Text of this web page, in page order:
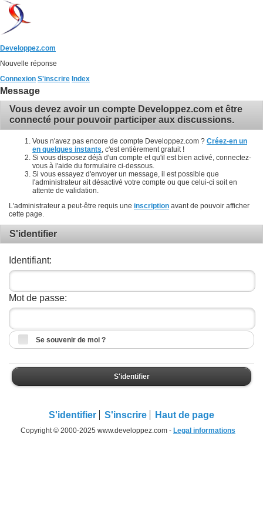
Developpez.com
Nouvelle réponse
Connexion S'inscrire Index
Message
Vous devez avoir un compte Developpez.com et être
connecté pour pouvoir participer aux discussions.
Vous n'avez pas encore de compte Developpez.com ? Créez-en un
en quelques instants , c'est entièrement gratuit !
Si vous disposez déjà d'un compte et qu'il est bien activé, connectez-
vous à l'aide du formulaire ci-dessous.
Si vous essayez d'envoyer un message, il est possible que
l'administrateur ait désactivé votre compte ou que celui-ci soit en
attente de validation.
L'administrateur a peut-être requis une inscription avant de pouvoir afficher
cette page.
S'identifier
Identifiant:
Mot de passe:
Se souvenir de moi ?
S'identifier
S'identifier S'inscrire Haut de page
Copyright © 2000-2025 www.developpez.com - Legal informations